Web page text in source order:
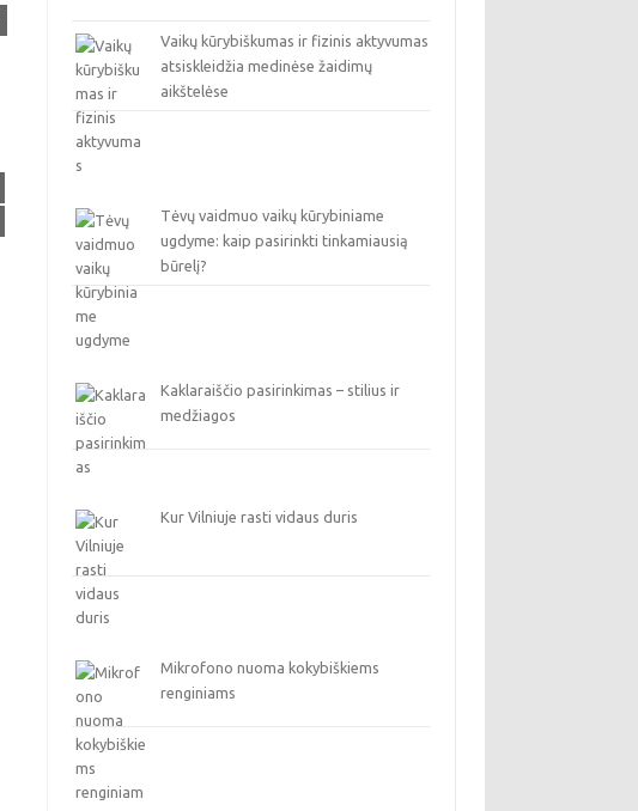
Vaikų kūrybiškumas ir fizinis aktyvumas
atsiskleidžia medinėse žaidimų
aikštelėse
Tėvų vaidmuo vaikų kūrybiniame
ugdyme: kaip pasirinkti tinkamiausią
būrelį?
Kaklaraiščio pasirinkimas – stilius ir
medžiagos
Kur Vilniuje rasti vidaus duris
Mikrofono nuoma kokybiškiems
renginiams